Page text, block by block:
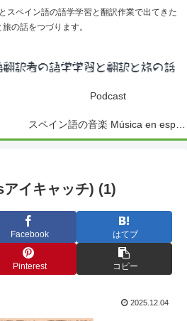
スペイン語の語学学習と翻訳作業で出てきた
の話をつづります。
Podcast
イキャッチ) (1)
Facebook はてブ
Pinterest コピー
2025.12.04